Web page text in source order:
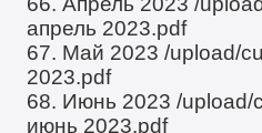
апрель 2023.pdf
67. Май 2023/upload/
2023.pdf
68. Июнь 2023/
июнь 2023.pdf